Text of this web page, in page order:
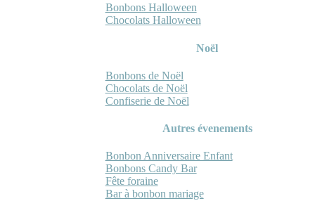
Bonbons Halloween
Chocolats Halloween
Noël
Bonbons de Noël
Chocolats de Noël
Confiserie de Noël
Autres évenements
Bonbon Anniversaire Enfant
Bonbons Candy Bar
Fête foraine
Bar à bonbon mariage